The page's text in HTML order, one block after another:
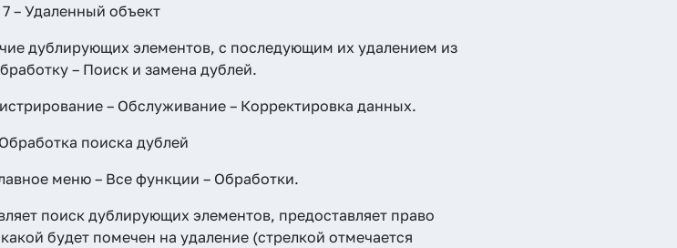
– Удаленный объект
дублирующих элементов, с последующим их удалением из
– Поиск и замена дублей.
– Обслуживание – Корректировка данных.
поиска дублей
меню – Все функции – Обработки.
поиск дублирующих элементов, предоставляет право
будет помечен на удаление (стрелкой отмечается